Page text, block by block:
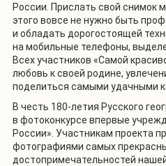
России. Прислать свой
этого вовсе не нужно быть
и обладать дорогостоящей
на мобильные телефоны,
Всех участников «Самой
любовь к своей родине,
поделиться самыми удачными
В честь 180-летия Русского
в фотоконкурсе впервые
России». Участникам проекта
фотографиями самых
достопримечательностей